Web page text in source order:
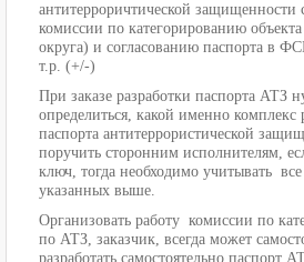
антитерроричтической защищенности
комиссии по категорированию
округа) и согласованию паспорта в
т.р. (+/-)
При заказе разработки паспорта АТЗ
определиться, какой именно комплекс
паспорта антитеррористической
поручить сторонним исполнителям,
ключ, тогда необходимо учитывать
указанных выше.
Организовать работу комиссии по
по АТЗ, заказчик, всегда может
разработать самостоятельно паспорт